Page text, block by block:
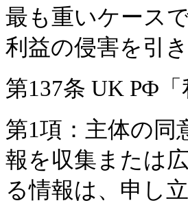
最も重いケース
利益の侵害を引
第137条 UK РФ
第1項：主体の同
報を収集または
る情報は、申し